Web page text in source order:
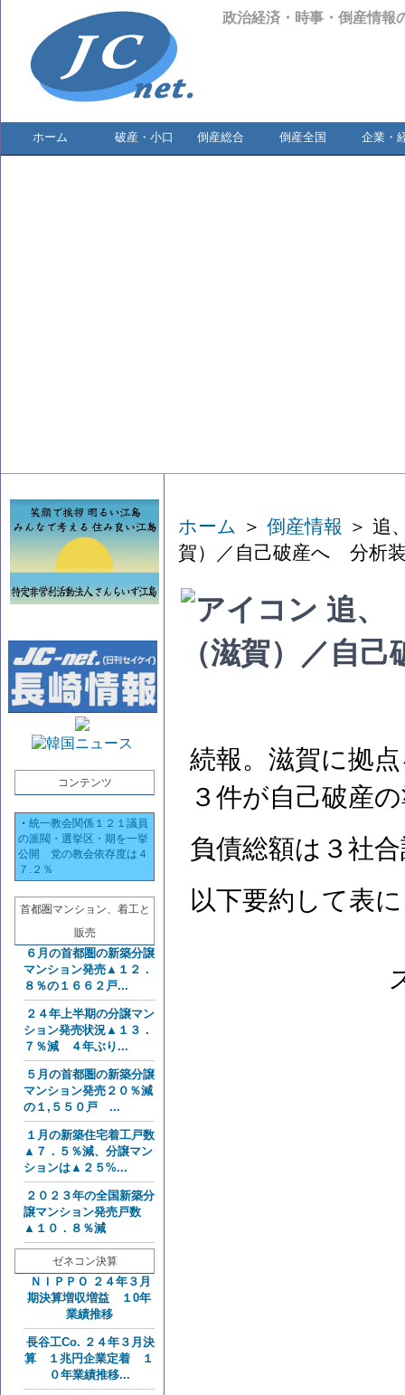
政治経済・時事・倒産情報
ホーム 破産・小口 倒産総合 倒産全国 企業・
コンテンツ
・ 統一教会関係１２１議員
の派閥・選挙区・期を一挙
公開 党の教会依存度は４
７.２％
首都圏マンション、着工と
販売
６月の首都圏の新築分譲
マンション発売▲１２．
８％の１６６２戸...
２４年上半期の分譲マン
ション発売状況▲１３．
７％減 ４年ぶり...
５月の首都圏の新築分譲
マンション発売２０％減
の１,５５０戸 ...
１月の新築住宅着工戸数
▲７．５％減、分譲マン
ションは▲２５%...
２０２３年の全国新築分
譲マンション発売戸数
▲１０．８％減
ゼネコン決算
ＮＩＰＰＯ ２４年３月
期決算増収増益 １0年
業績推移
長谷工Co. ２４年３月決
算 １兆円企業定着 １
０年業績推移...
ホーム ＞ 倒産情報 ＞ 追
賀）／自己破産へ 分析
追、
（滋賀）／自
続報。滋賀に拠
３件が自己破産
負債総額は３社
以下要約して表